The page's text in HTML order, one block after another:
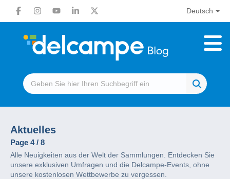
Deutsch
Aktuelles
Page 4 / 8
Alle Neuigkeiten aus der Welt der Sammlungen. Entdecken Sie
unsere exklusiven Umfragen und die Delcampe-Events, ohne
unsere kostenlosen Wettbewerbe zu vergessen.